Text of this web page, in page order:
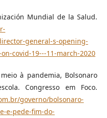
Mundial de la Salud.
general-s-opening-
covid-19---11-march-2020
à pandemia, Bolsonaro
Congresso em Foco.
governo/bolsonaro-
e-pede-fim-do-